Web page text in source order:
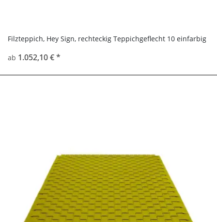
Filzteppich, Hey Sign, rechteckig Teppichgeflecht 10 einfarbig
ab 1.052,10 €*